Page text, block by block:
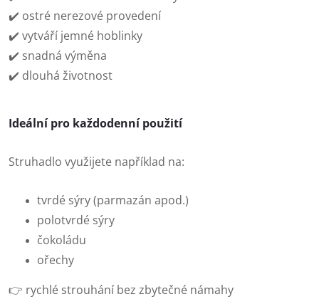
✔️ ostré nerezové provedení
✔️ vytváří jemné hoblinky
✔️ snadná výměna
✔️ dlouhá životnost
Ideální pro každodenní použití
Struhadlo využijete například na:
tvrdé sýry (parmazán apod.)
polotvrdé sýry
čokoládu
ořechy
👉 rychlé strouhání bez zbytečné námahy